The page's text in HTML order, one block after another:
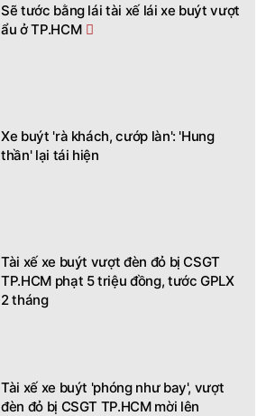
Sẽ tước bằng lái tài xế lái xe buýt vượt
ẩu ở TP.HCM
Xe buýt 'rà khách, cướp làn': 'Hung
thần' lại tái hiện
Tài xế xe buýt vượt đèn đỏ bị CSGT
TP.HCM phạt 5 triệu đồng, tước GPLX
2 tháng
Tài xế xe buýt 'phóng như bay', vượt
đèn đỏ bị CSGT TP.HCM mời lên